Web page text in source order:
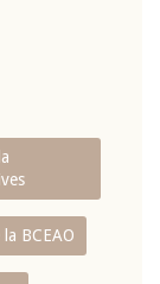
BCEAO